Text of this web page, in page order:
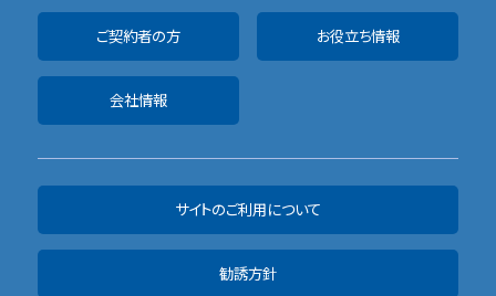
ご契約者の方 お役立ち情報
会社情報
サイトのご利用について
勧誘方針